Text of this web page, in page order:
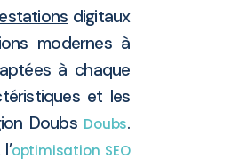
digitaux
modernes à
à chaque
et les
Doubs Doubs.
optimisation SEO